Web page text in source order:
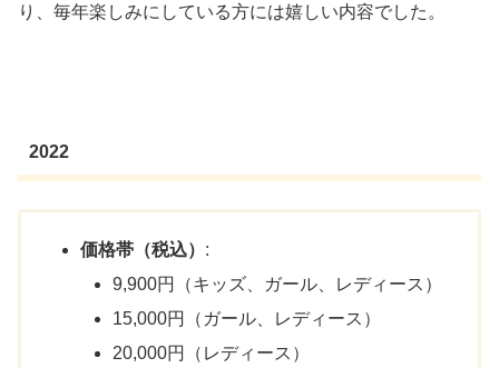
り、毎年楽しみにしている方には嬉しい内容でした。
2022
価格帯（税込） :
9,900円（キッズ、ガール、レディース）
15,000円（ガール、レディース）
20,000円（レディース）